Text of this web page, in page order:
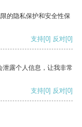
的隐私保护和安全性保
支持[0] 反对[0]
泄露个人信息，让我非常
支持[0] 反对[0]